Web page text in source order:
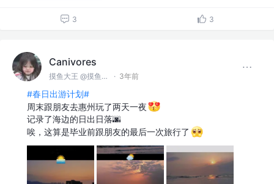
3 3
Canivores
摸鱼大王 @摸鱼公司 · 3年前
#春日出游计划#
周末跟朋友去惠州玩了两天一夜
记录了海边的日出日落🌆
唉，这算是毕业前跟朋友的最后一次旅行了